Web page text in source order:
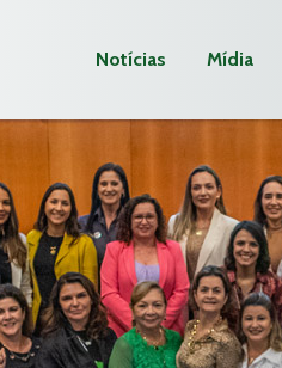
Notícias Mídia